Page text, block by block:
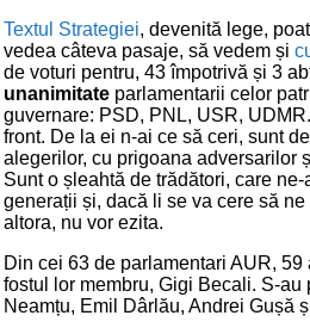
Textul Strategiei, devenită lege,
vedea câteva pasaje, să vedem și
de voturi pentru, 43 împotrivă și 3
unanimitate parlamentarii celor
guvernare: PSD, PNL, USR,
front. De la ei n-ai ce să ceri, sunt
alegerilor, cu prigoana adversarilor
Sunt o șleahtă de trădători, care
generații și, dacă li se va cere să
altora, nu vor ezita.
Din cei 63 de parlamentari AUR, 59
fostul lor membru, Gigi Becali. S-au
Neamțu, Emil Dârlău, Andrei Gușă